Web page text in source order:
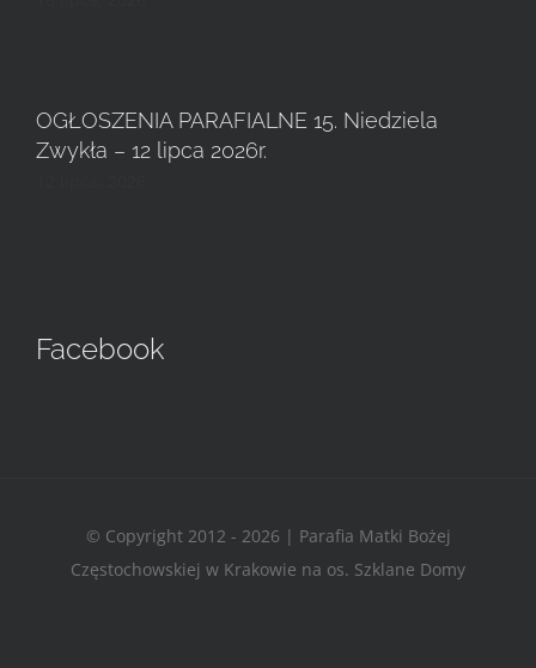
OGŁOSZENIA PARAFIALNE 15. Niedziela
Zwykła – 12 lipca 2026r.
Facebook
© Copyright 2012 - 2026 | Parafia Matki Bożej
Częstochowskiej w Krakowie na os. Szklane Domy